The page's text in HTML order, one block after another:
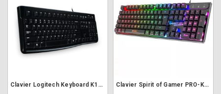
Clavier Logitech Keyboard K120 USB Clavier Spirit of Gamer PRO-K1 Gaming